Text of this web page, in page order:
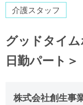
介護スタッフ
グッドタイ
日勤パート＞
株式会社創生事